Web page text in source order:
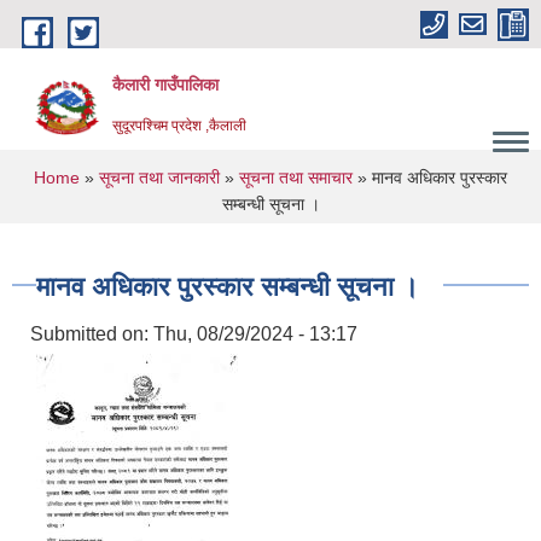
Skip to main content
कैलारी गाउँपालिका
सुदूरपश्चिम प्रदेश ,कैलाली
You are here
Home » सूचना तथा जानकारी» सूचना तथा समाचार» मानव अधिकार पुरस्कार
सम्बन्धी सूचना ।
मानव अधिकार पुरस्कार सम्बन्धी सूचना ।
Submitted on: Thu, 08/29/2024 - 13:17